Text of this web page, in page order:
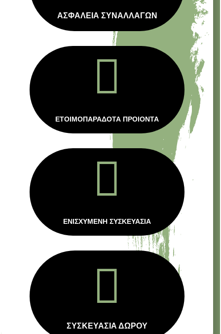
ΑΣΦΑΛΕΙΑ ΣΥΝΑΛΛΑΓΩΝ

ΕΤΟΙΜΟΠΑΡΑΔΟΤΑ ΠΡΟΙΟΝΤΑ

ΕΝΙΣΧΥΜΕΝΗ ΣΥΣΚΕΥΑΣΙΑ

ΣΥΣΚΕΥΑΣΙΑ ΔΩΡΟΥ